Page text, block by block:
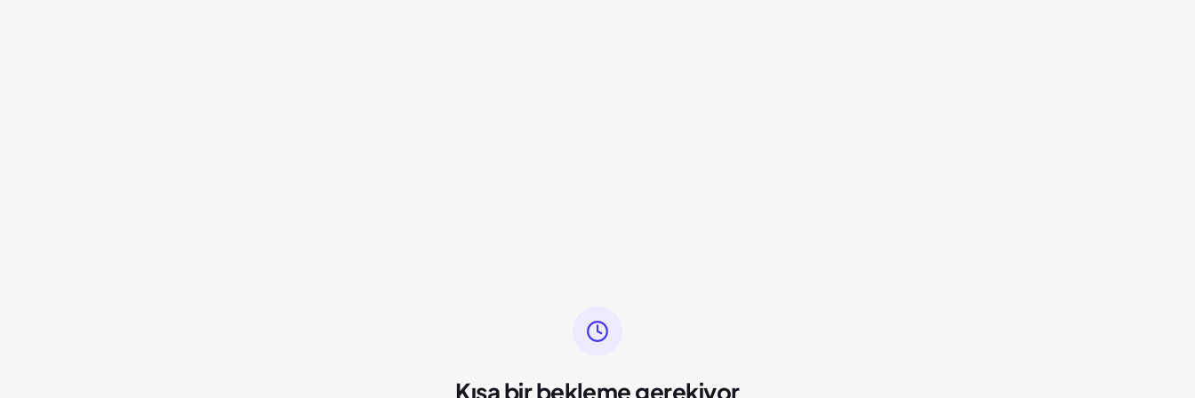
Kısa bir bekleme gerekiyor